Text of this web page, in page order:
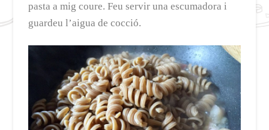
pasta a mig coure. Feu servir una escumadora i
guardeu l’aigua de cocció.